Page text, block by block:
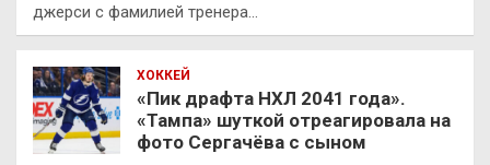
джерси с фамилией тренера…
ХОККЕЙ
«Пик драфта НХЛ 2041 года».
«Тампа» шуткой отреагировала на
фото Сергачёва с сыном